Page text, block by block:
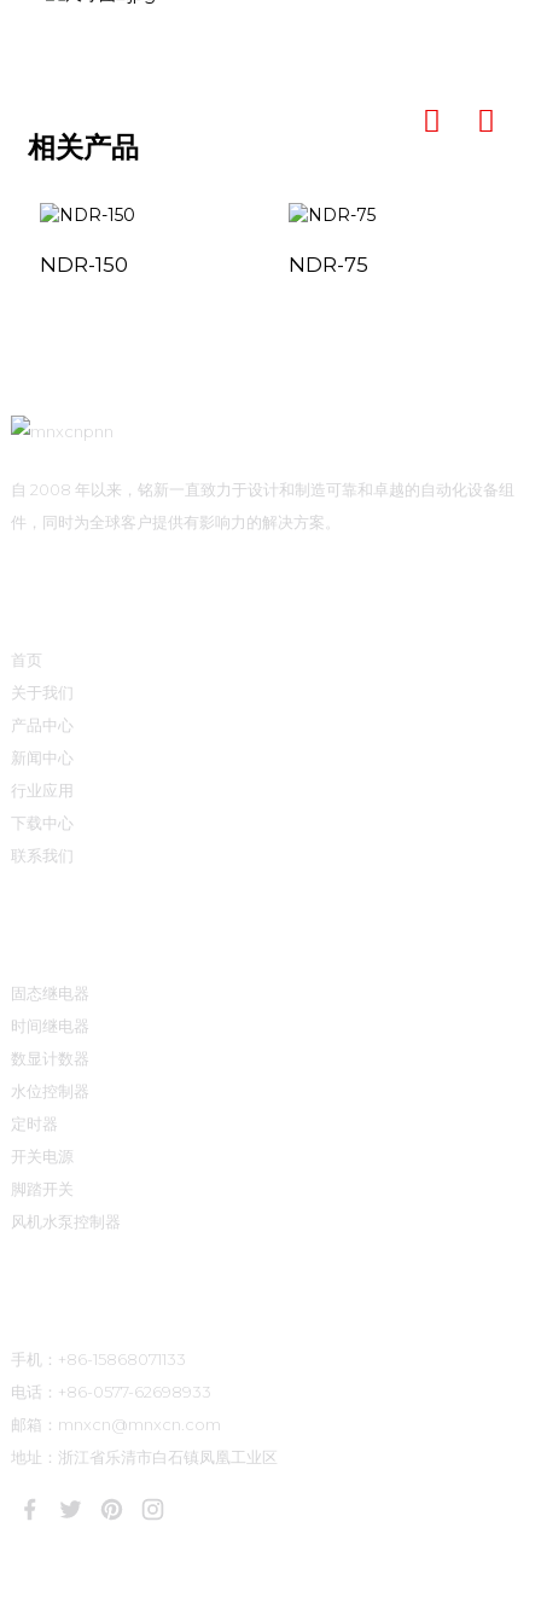
相关产品
NDR-150 NDR-75
自 2008 年以来，铭新一直致力于设计和制造可靠和卓越的自动化设备组
件，同时为全球客户提供有影响力的解决方案。
首页
关于我们
产品中心
新闻中心
行业应用
下载中心
联系我们
固态继电器
时间继电器
数显计数器
水位控制器
定时器
开关电源
脚踏开关
风机水泵控制器
手机：+86-15868071133
电话：+86-0577-62698933
邮箱：mnxcn@mnxcn.com
地址：浙江省乐清市白石镇凤凰工业区